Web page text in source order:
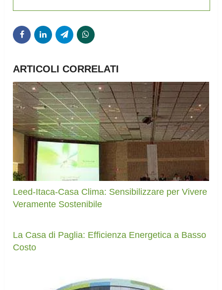
ARTICOLI CORRELATI
Leed-Itaca-Casa Clima: Sensibilizzare per Vivere
Veramente Sostenibile
La Casa di Paglia: Efficienza Energetica a Basso
Costo